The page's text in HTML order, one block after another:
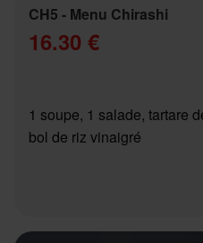
CH5 - Menu Chirashi
16.30 €
1 soupe, 1 salade, tartare
bol de riz vinaigré